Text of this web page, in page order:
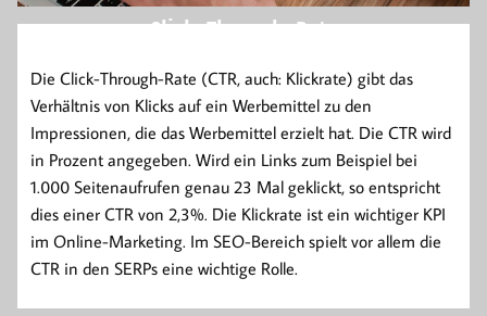
Click-Through-Rate
Die Click-Through-Rate (CTR, auch: Klickrate) gibt das
Verhältnis von Klicks auf ein Werbemittel zu den
Impressionen, die das Werbemittel erzielt hat. Die CTR wird
in Prozent angegeben. Wird ein Links zum Beispiel bei
1.000 Seitenaufrufen genau 23 Mal geklickt, so entspricht
dies einer CTR von 2,3%. Die Klickrate ist ein wichtiger KPI
im Online-Marketing. Im SEO-Bereich spielt vor allem die
CTR in den SERPs eine wichtige Rolle.